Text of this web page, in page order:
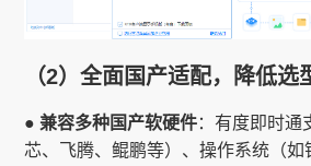
（2）全面国产适配，降低选
● 兼容多种国产软硬件：有度即时通
芯、飞腾、鲲鹏等）、操作系统（如